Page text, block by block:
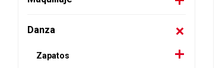
Danza
Zapatos